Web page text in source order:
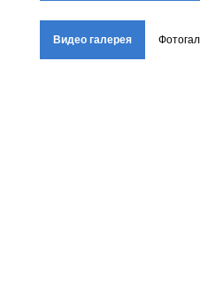
Видео галерея